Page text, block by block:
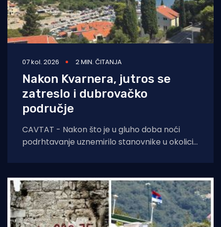
07 kol. 2026 2 MIN. ČITANJA
Nakon Kvarnera, jutros se
zatreslo i dubrovačko
područje
CAVTAT - Nakon što je u gluho doba noći
podrhtavanje uznemirilo stanovnike u okolici